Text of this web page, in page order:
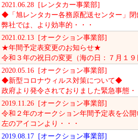
2021.06.28 [レンタカー事業部]
◆「旭レンタカー各務原配送センター」
弊社では、より効率的・・・
2021.02.13 [オークション事業部]
★年間予定表変更のお知らせ★
令和３年の祝日の変更（海の日：７月１９
2020.05.16 [オークション事業部]
◆新型コロナウィルス対策について◆
政府より発令されておりました緊急事態・
2019.11.26 [オークション事業部]
令和２年のオークション年間予定表を公開
左のアイコンより・・・
2019.08.17 [オークション事業部]